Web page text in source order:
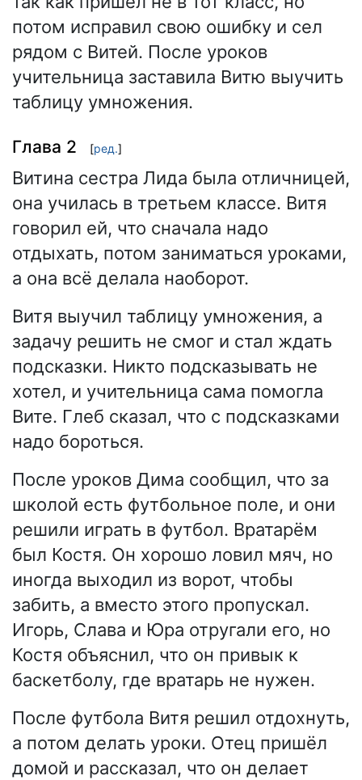
потом исправил свою ошибку и сел
рядом с Витей. После уроков
учительница заставила Витю выучить
таблицу умножения.
Глава 2 [ред.]
Витина сестра Лида была отличницей,
она училась в третьем классе. Витя
говорил ей, что сначала надо
отдыхать, потом заниматься уроками,
а она всё делала наоборот.
Витя выучил таблицу умножения, а
задачу решить не смог и стал ждать
подсказки. Никто подсказывать не
хотел, и учительница сама помогла
Вите. Глеб сказал, что с подсказками
надо бороться.
После уроков Дима сообщил, что за
школой есть футбольное поле, и они
решили играть в футбол. Вратарём
был Костя. Он хорошо ловил мяч, но
иногда выходил из ворот, чтобы
забить, а вместо этого пропускал.
Игорь, Слава и Юра отругали его, но
Костя объяснил, что он привык к
баскетболу, где вратарь не нужен.
После футбола Витя решил отдохнуть,
а потом делать уроки. Отец пришёл
домой и рассказал, что он делает